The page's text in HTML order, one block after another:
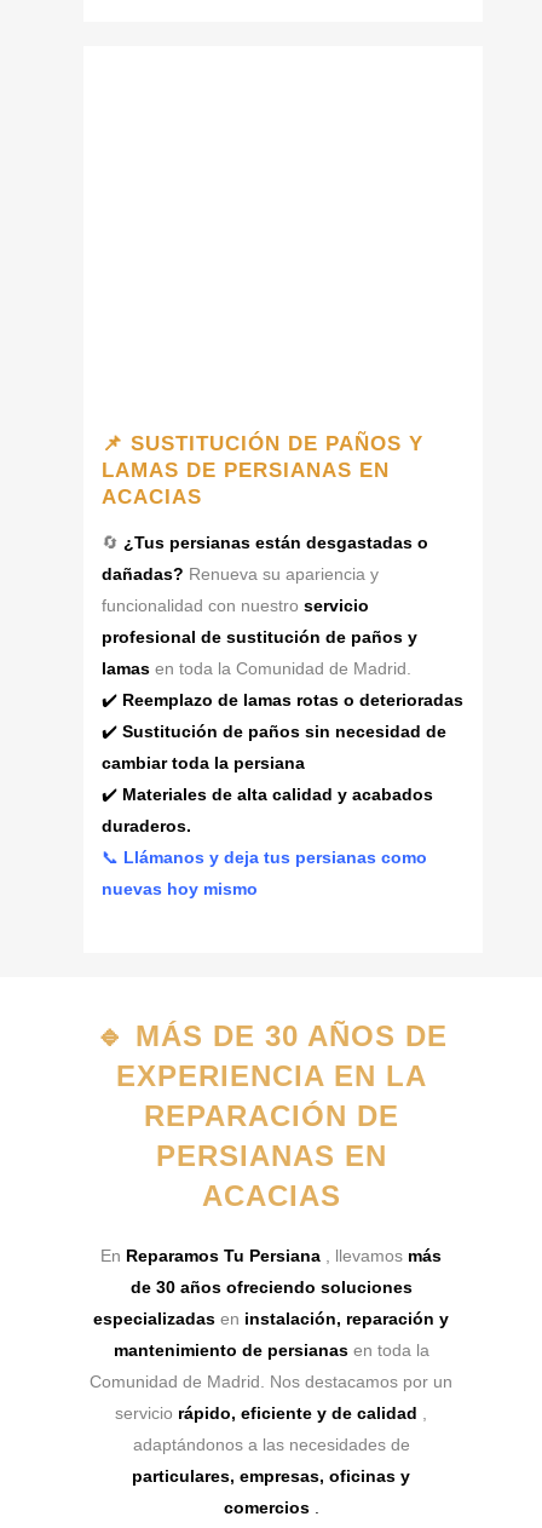
📌 SUSTITUCIÓN DE PAÑOS Y
LAMAS DE PERSIANAS EN
ACACIAS
🔄 ¿Tus persianas están desgastadas o
dañadas? Renueva su apariencia y
funcionalidad con nuestro servicio
profesional de sustitución de paños y
lamas en toda la Comunidad de Madrid.
✔️ Reemplazo de lamas rotas o deterioradas
✔️ Sustitución de paños sin necesidad de
cambiar toda la persiana
✔️ Materiales de alta calidad y acabados
duraderos.
📞 Llámanos y deja tus persianas como
nuevas hoy mismo
🔹 MÁS DE 30 AÑOS DE
EXPERIENCIA EN LA
REPARACIÓN DE
PERSIANAS EN
ACACIAS
En Reparamos Tu Persiana , llevamos más
de 30 años ofreciendo soluciones
especializadas en instalación, reparación y
mantenimiento de persianasen toda la
Comunidad de Madrid. Nos destacamos por un
servicio rápido, eficiente y de calidad
adaptándonos a las necesidades de
particulares, empresas, oficinas y
comercios.